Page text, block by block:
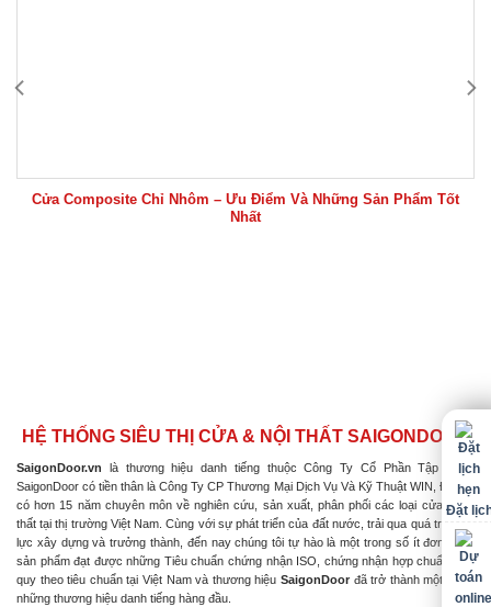
Cửa Composite Chỉ Nhôm – Ưu Điểm Và Những Sản Phẩm Tốt
Nhất
HỆ THỐNG SIÊU THỊ CỬA & NỘI THẤT SAIGONDOOR
SaigonDoor.vn là thương hiệu danh tiếng thuộc Công Ty Cổ Phần Tập Đoàn
SaigonDoor có tiền thân là Công Ty CP Thương Mại Dịch Vụ Và Kỹ Thuật WIN, Đơn vị
có hơn 15 năm chuyên môn về nghiên cứu, sản xuất, phân phối các loại cửa & nội
thất tại thị trường Việt Nam. Cùng với sự phát triển của đất nước, trải qua quá trình nỗ
lực xây dựng và trưởng thành, đến nay chúng tôi tự hào là một trong số ít đơn vị có
sản phẩm đạt được những Tiêu chuẩn chứng nhận ISO, chứng nhận hợp chuẩn hợp
quy theo tiêu chuẩn tại Việt Nam và thương hiệu SaigonDoor đã trở thành một trong
những thương hiệu danh tiếng hàng đầu.
Đặt